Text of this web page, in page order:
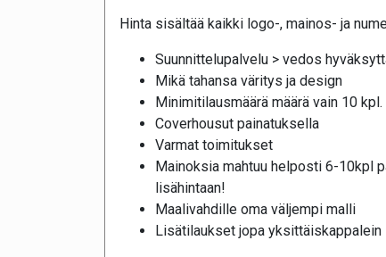
Hinta sisältää kaikki logo-, mainos- ja
Suunnittelupalvelu > vedos
Mikä tahansa väritys ja design
Minimitilausmäärä määrä vain 10 kpl.
Coverhousut painatuksella
Varmat toimitukset
Mainoksia mahtuu helposti 6-10kpl
lisähintaan!
Maalivahdille oma väljempi malli
Lisätilaukset jopa yksittäiskappalein